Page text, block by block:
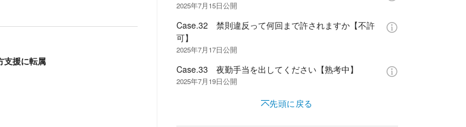
支援に転属
2025年7月15日公開
Case.32 禁則違反って何回まで許されますか【不許
可】
2025年7月17日公開
Case.33 夜勤手当を出してください【熟考中】
2025年7月19日公開
先頭に戻る